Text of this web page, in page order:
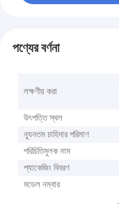
পণ্যের বর্ণনা
লক্ষণীয় করা
উৎপত্তি স্থল
ন্যূনতম চাহিদার পরিমাণ
পরিচিতিমুলক নাম
প্যাকেজিং বিবরণ
মডেল নম্বার